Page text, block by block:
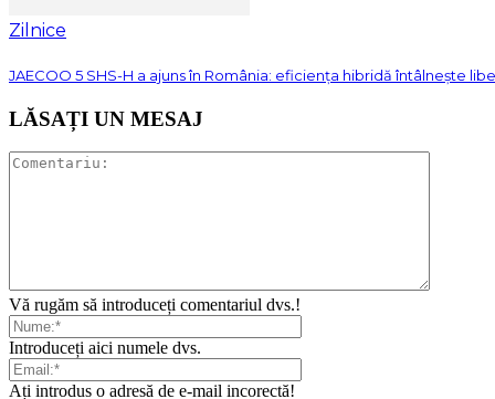
Zilnice
JAECOO 5 SHS-H a ajuns în România: eficiența hibridă întâlnește
LĂSAȚI UN MESAJ
Vă rugăm să introduceți comentariul dvs.!
Introduceți aici numele dvs.
Ați introdus o adresă de e-mail incorectă!